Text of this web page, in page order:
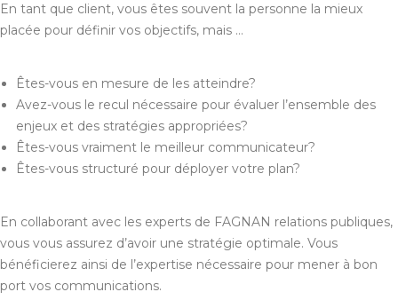
En tant que client, vous êtes souvent la personne la mieux
placée pour définir vos objectifs, mais …
Êtes-vous en mesure de les atteindre?
Avez-vous le recul nécessaire pour évaluer l’ensemble des
enjeux et des stratégies appropriées?
Êtes-vous vraiment le meilleur communicateur?
Êtes-vous structuré pour déployer votre plan?
En collaborant avec les experts de FAGNAN relations publiques,
vous vous assurez d’avoir une stratégie optimale. Vous
bénéficierez ainsi de l’expertise nécessaire pour mener à bon
port vos communications.